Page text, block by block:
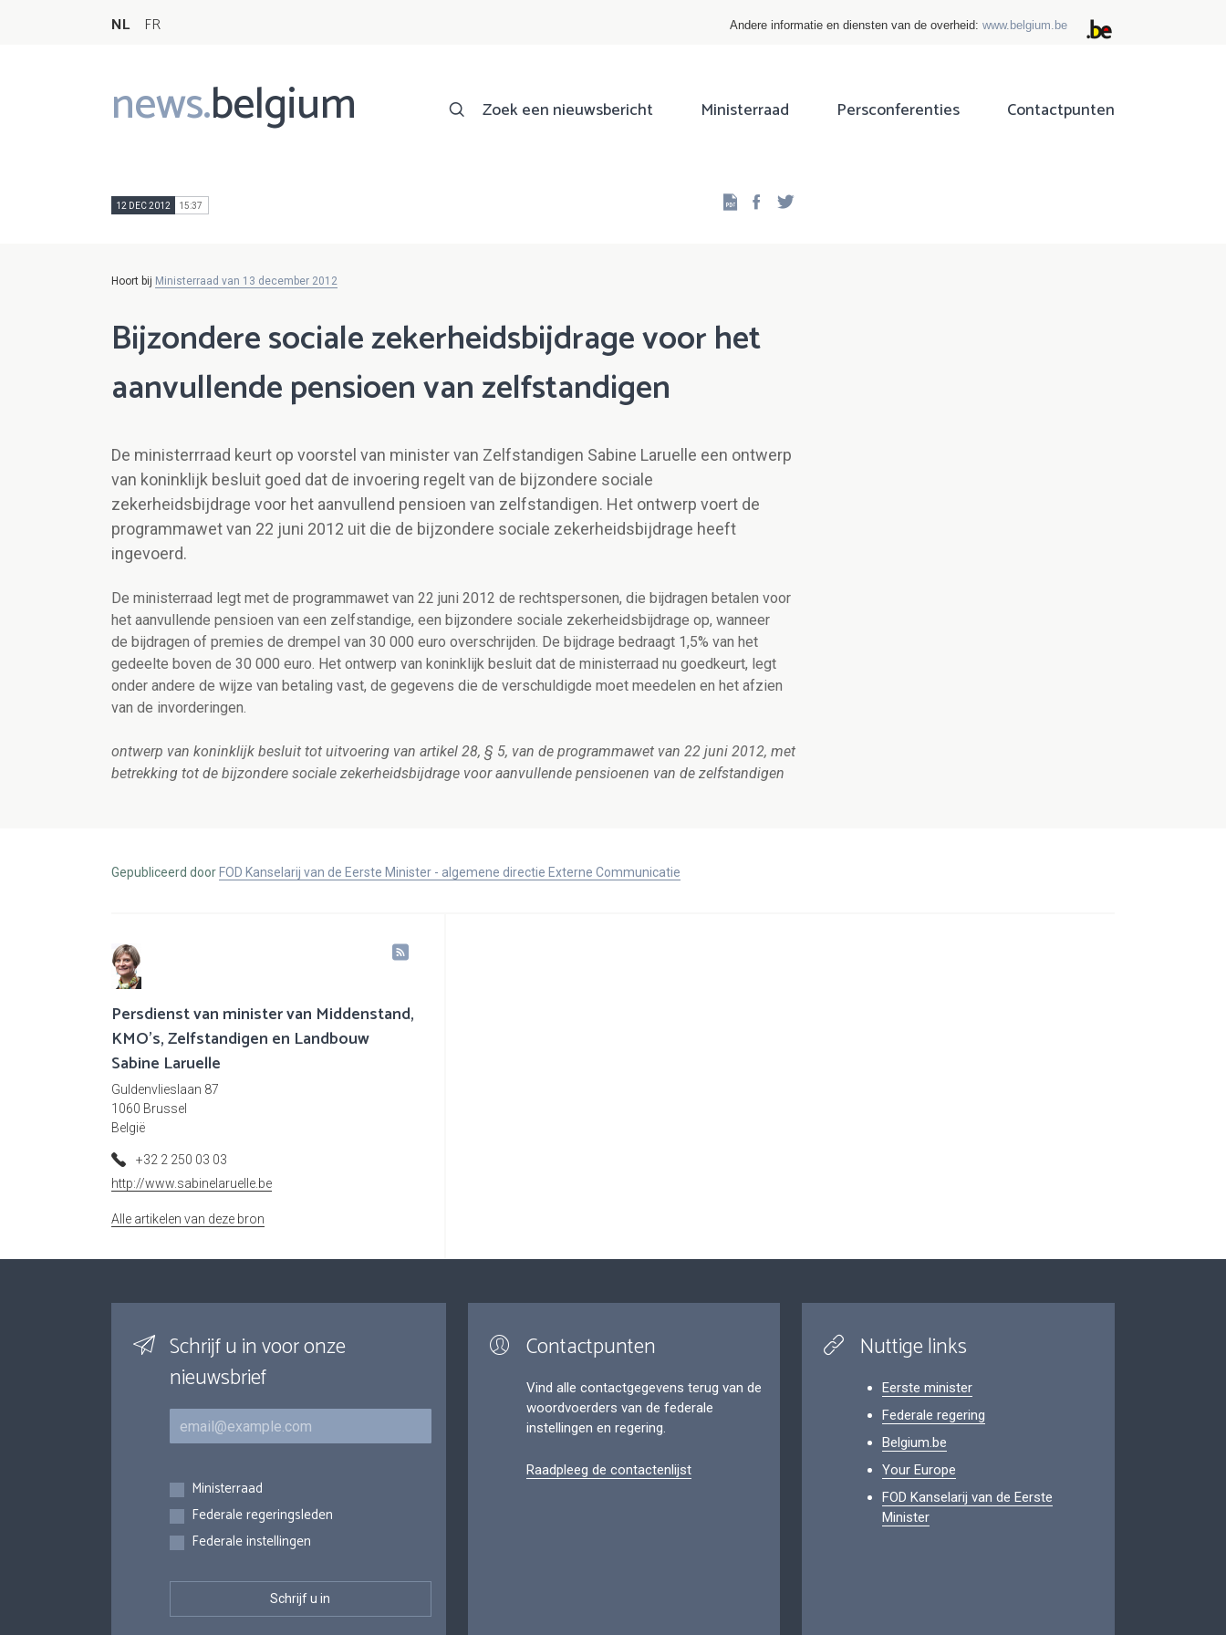
NL FR Andere informatie en diensten van de overheid: www.belgium.be
news.belgium
Main
navigation
Zoek een nieuwsbericht Ministerraad Persconferenties Contactpunten
12 DEC 2012 15:37 Facebook
Hoort bij Ministerraad van 13 december 2012
Bijzondere sociale zekerheidsbijdrage voor het
aanvullende pensioen van zelfstandigen
De ministerrraad keurt op voorstel van minister van Zelfstandigen Sabine Laruelle een ontwerp
van koninklijk besluit goed dat de invoering regelt van de bijzondere sociale
zekerheidsbijdrage voor het aanvullend pensioen van zelfstandigen. Het ontwerp voert de
programmawet van 22 juni 2012 uit die de bijzondere sociale zekerheidsbijdrage heeft
ingevoerd.
De ministerraad legt met de programmawet van 22 juni 2012 de rechtspersonen, die bijdragen betalen voor
het aanvullende pensioen van een zelfstandige, een bijzondere sociale zekerheidsbijdrage op, wanneer
de bijdragen of premies de drempel van 30 000 euro overschrijden. De bijdrage bedraagt 1,5% van het
gedeelte boven de 30 000 euro. Het ontwerp van koninklijk besluit dat de ministerraad nu goedkeurt, legt
onder andere de wijze van betaling vast, de gegevens die de verschuldigde moet meedelen en het afzien
van de invorderingen.
ontwerp van koninklijk besluit tot uitvoering van artikel 28, § 5, van de programmawet van 22 juni 2012, met
betrekking tot de bijzondere sociale zekerheidsbijdrage voor aanvullende pensioenen van de zelfstandigen
Gepubliceerd door FOD Kanselarij van de Eerste Minister - algemene directie Externe Communicatie
Persdienst van minister van Middenstand,
KMO's, Zelfstandigen en Landbouw
Sabine Laruelle
Guldenvlieslaan 87
1060 Brussel
België
+32 2 250 03 03
http://www.sabinelaruelle.be
Alle artikelen van deze bron
Schrijf u in voor onze
nieuwsbrief
E-mail
Inschrijvingen
Ministerraad
Federale regeringsleden
Federale instellingen
Contactpunten
Vind alle contactgegevens terug van de
woordvoerders van de federale
instellingen en regering.
Raadpleeg de contactenlijst
Nuttige links
Eerste minister
Federale regering
Belgium.be
Your Europe
FOD Kanselarij van de Eerste
Minister